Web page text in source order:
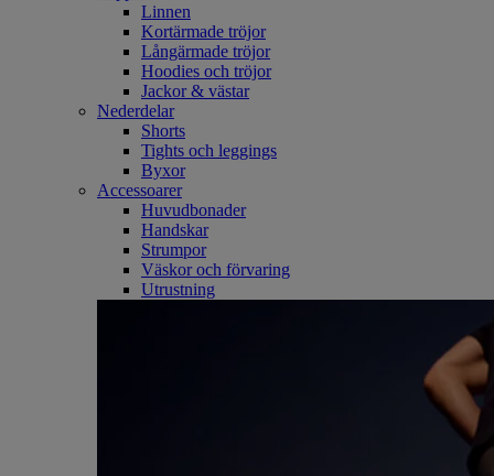
Linnen
Kortärmade tröjor
Långärmade tröjor
Hoodies och tröjor
Jackor & västar
Nederdelar
Shorts
Tights och leggings
Byxor
Accessoarer
Huvudbonader
Handskar
Strumpor
Väskor och förvaring
Utrustning